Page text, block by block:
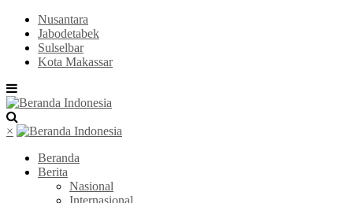
Nusantara
Jabodetabek
Sulselbar
Kota Makassar
×
Beranda
Berita
Nasional
Internasional